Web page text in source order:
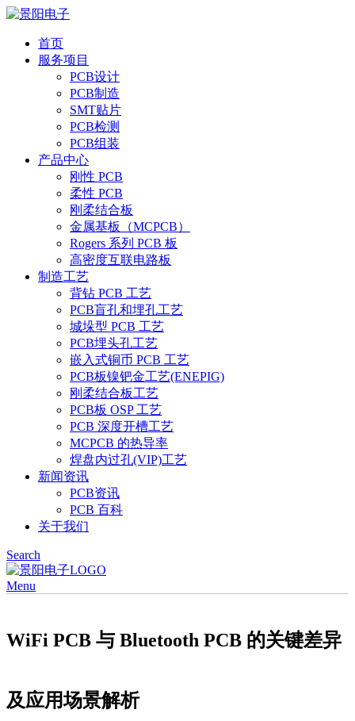
首页
服务项目
PCB设计
PCB制造
SMT贴片
PCB检测
PCB组装
产品中心
刚性 PCB
柔性 PCB
刚柔结合板
金属基板（MCPCB）
Rogers 系列 PCB 板
高密度互联电路板
制造工艺
背钻 PCB 工艺
PCB盲孔和埋孔工艺
城垛型 PCB 工艺
PCB埋头孔工艺
嵌入式铜币 PCB 工艺
PCB板镍钯金工艺(ENEPIG)
刚柔结合板工艺
PCB板 OSP 工艺
PCB 深度开槽工艺
MCPCB 的热导率
焊盘内过孔(VIP)工艺
新闻资讯
PCB资讯
PCB 百科
关于我们
Search
Menu
WiFi PCB 与 Bluetooth PCB 的关键差异
及应用场景解析